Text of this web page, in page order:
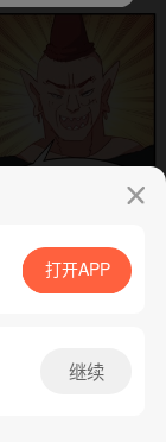
App免费看
打开APP
继续